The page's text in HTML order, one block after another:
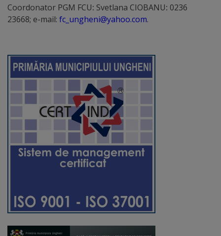
Deținători
ai
„Merite
pentru
Ungheni”
Diplome
de
Excelență
turistic
Obiective
Coordonator PGM FCU: Svetlana CIOBANU: 0236
23668; e-mail: fc_ungheni@yahoo.com.